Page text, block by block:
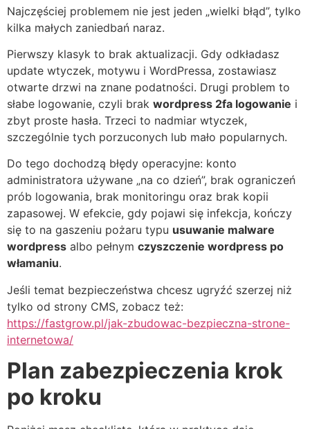
Najczęściej problemem nie jest jeden „wielki błąd”, tylko
kilka małych zaniedbań naraz.
Pierwszy klasyk to brak aktualizacji. Gdy odkładasz
update wtyczek, motywu i WordPressa, zostawiasz
otwarte drzwi na znane podatności. Drugi problem to
słabe logowanie, czyli brak wordpress 2fa logowanie i
zbyt proste hasła. Trzeci to nadmiar wtyczek,
szczególnie tych porzuconych lub mało popularnych.
Do tego dochodzą błędy operacyjne: konto
administratora używane „na co dzień”, brak ograniczeń
prób logowania, brak monitoringu oraz brak kopii
zapasowej. W efekcie, gdy pojawi się infekcja, kończy
się to na gaszeniu pożaru typu usuwanie malware
wordpress albo pełnym czyszczenie wordpress po
włamaniu.
Jeśli temat bezpieczeństwa chcesz ugryźć szerzej niż
tylko od strony CMS, zobacz też:
https://fastgrow.pl/jak-zbudowac-bezpieczna-strone-
internetowa/
Plan zabezpieczenia krok
po kroku